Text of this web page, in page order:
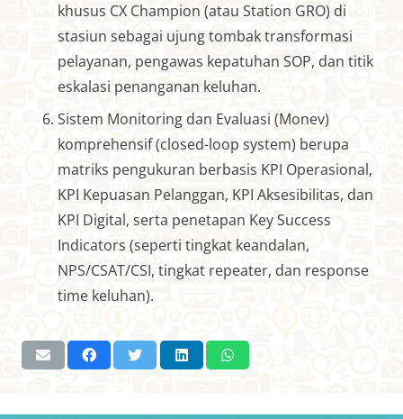
khusus CX Champion (atau Station GRO) di
stasiun sebagai ujung tombak transformasi
pelayanan, pengawas kepatuhan SOP, dan titik
eskalasi penanganan keluhan.
Sistem Monitoring dan Evaluasi (Monev)
komprehensif (closed-loop system) berupa
matriks pengukuran berbasis KPI Operasional,
KPI Kepuasan Pelanggan, KPI Aksesibilitas, dan
KPI Digital, serta penetapan Key Success
Indicators (seperti tingkat keandalan,
NPS/CSAT/CSI, tingkat repeater, dan response
time keluhan).